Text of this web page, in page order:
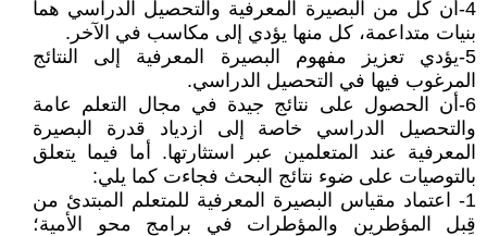
4-أن كل من البصيرة المعرفية والتحصيل الدراسي هما
بنيات متداعمة، كل منها يؤدي إلى مكاسب في الآخر.
5-يؤدي تعزيز مفهوم البصيرة المعرفية إلى النتائج
المرغوب فيها في التحصيل الدراسي.
6-أن الحصول على نتائج جيدة في مجال التعلم عامة
والتحصيل الدراسي خاصة إلى ازدياد قدرة البصيرة
المعرفية عند المتعلمين عبر استثارتها. أما فيما يتعلق
بالتوصيات على ضوء نتائج البحث فجاءت كما يلي:
1- اعتماد مقياس البصيرة المعرفية للمتعلم المبتدئ من
قِبل المؤطرين والمؤطرات في برامج محو الأمية؛